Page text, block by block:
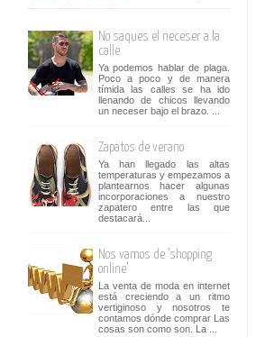
No saques el neceser a la
calle
Ya podemos hablar de plaga.
Poco a poco y de manera
tímida las calles se ha ido
llenando de chicos llevando
un neceser bajo el brazo. ...
Zapatos de verano
Ya han llegado las altas
temperaturas y empezamos a
plantearnos hacer algunas
incorporaciones a nuestro
zapatero entre las que
destacará...
Nos vamos de ‘shopping
online’
La venta de moda en internet
está creciendo a un ritmo
vertiginoso y nosotros te
contamos dónde comprar Las
cosas son como son. La ...